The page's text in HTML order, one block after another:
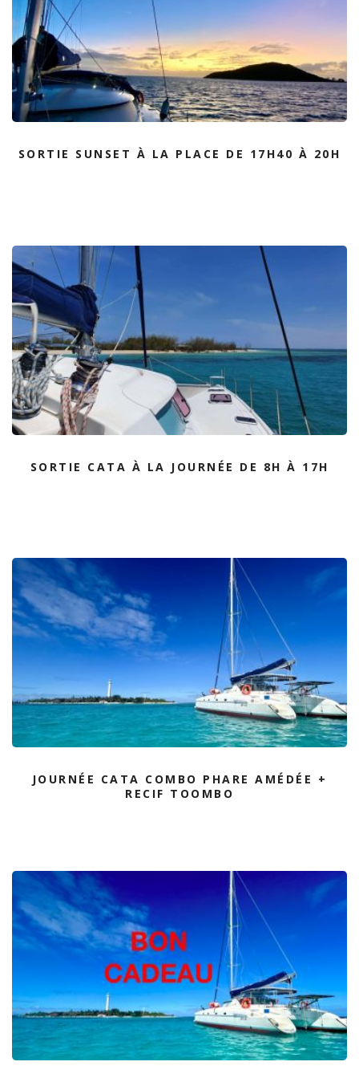
SORTIE SUNSET À LA PLACE DE 17H40 À 20H
SORTIE CATA À LA JOURNÉE DE 8H À 17H
JOURNÉE CATA COMBO PHARE AMÉDÉE +
RECIF TOOMBO